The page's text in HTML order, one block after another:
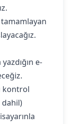
e-
kontrol